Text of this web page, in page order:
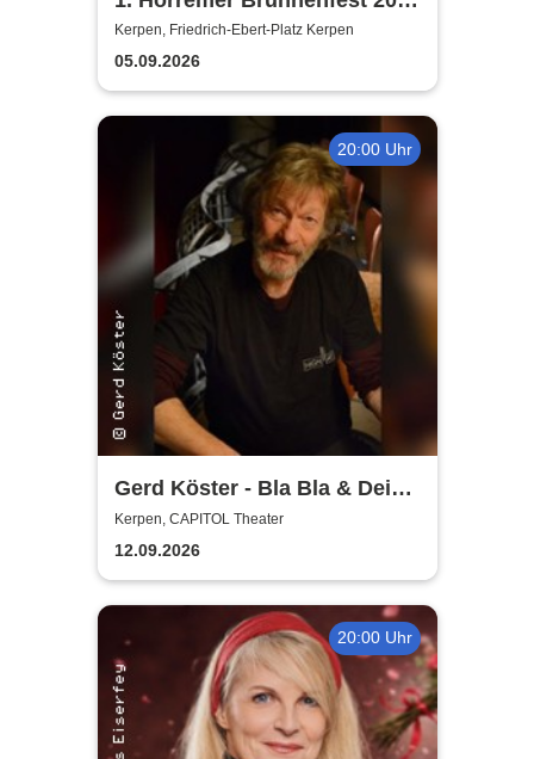
- Klüngelköpp, Druckluft,
Planschemalöör, Paveier
Kerpen, Friedrich-Ebert-Platz Kerpen
05.09.2026
20:00 Uhr
Gerd Köster - Bla Bla & Dei
Dei
Kerpen, CAPITOL Theater
12.09.2026
20:00 Uhr